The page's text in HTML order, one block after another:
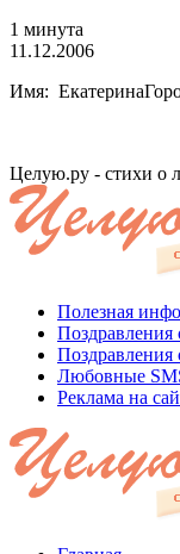
1 минута
11.12.2006
Имя:
Целую.ру - стихи о
Полезная
Поздравления
Поздравления
Любовные
Реклама на